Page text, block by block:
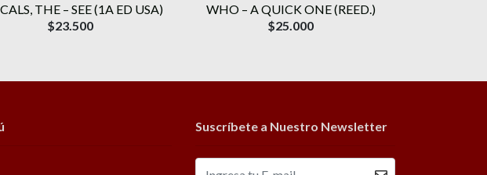
THE ‎– SEE (1A ED USA)
$23.500
WHO ‎– A QUICK ONE (REED.)
$25.000
Suscríbete a Nuestro Newsletter